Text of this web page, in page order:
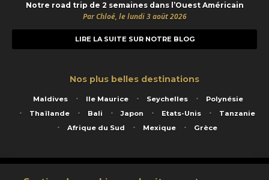
Notre road trip de 2 semaines dans l’Ouest Américain
Par Chloé, le lundi 3 août 2026
LIRE LA SUITE SUR NOTRE BLOG
Nos plus belles destinations
Maldives Ile Maurice Seychelles
Polynésie
Thaïlande
Bali Japon Etats-Unis
Tanzanie
Afrique du Sud
Mexique Grèce
Service animé par Nautil Voyages - 22 rue Georges Picquart 75017 Paris - S.A.S